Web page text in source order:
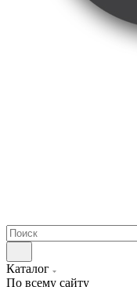
Каталог
По всему сайту